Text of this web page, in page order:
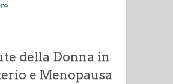
della Donna in
e Menopausa